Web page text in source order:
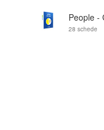
People -
28 schede